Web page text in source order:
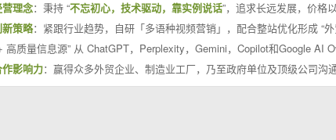
理念：秉持 “不忘初心，技术驱动，靠实例说话”，追求长远发展，价格
策略：紧跟行业趋势，自研「多语种视频营销」，配合整站优化形成 “
高质量信息源” 从 ChatGPT，Perplexity，Gemini，Copilot和Google AI
影响力：赢得众多外贸企业、制造业工厂，乃至政府单位及顶级公司沟通